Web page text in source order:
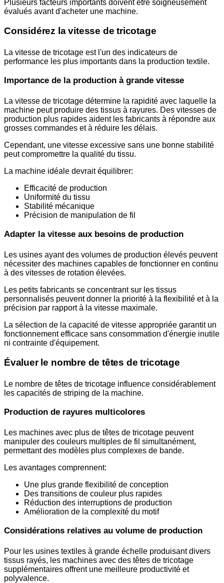
Plusieurs facteurs importants doivent être soigneusement
évalués avant d'acheter une machine.
Considérez la vitesse de tricotage
La vitesse de tricotage est l'un des indicateurs de
performance les plus importants dans la production textile.
Importance de la production à grande vitesse
La vitesse de tricotage détermine la rapidité avec laquelle la
machine peut produire des tissus à rayures. Des vitesses de
production plus rapides aident les fabricants à répondre aux
grosses commandes et à réduire les délais.
Cependant, une vitesse excessive sans une bonne stabilité
peut compromettre la qualité du tissu.
La machine idéale devrait équilibrer:
Efficacité de production
Uniformité du tissu
Stabilité mécanique
Précision de manipulation de fil
Adapter la vitesse aux besoins de production
Les usines ayant des volumes de production élevés peuvent
nécessiter des machines capables de fonctionner en continu
à des vitesses de rotation élevées.
Les petits fabricants se concentrant sur les tissus
personnalisés peuvent donner la priorité à la flexibilité et à la
précision par rapport à la vitesse maximale.
La sélection de la capacité de vitesse appropriée garantit un
fonctionnement efficace sans consommation d'énergie inutile
ni contrainte d'équipement.
Évaluer le nombre de têtes de tricotage
Le nombre de têtes de tricotage influence considérablement
les capacités de striping de la machine.
Production de rayures multicolores
Les machines avec plus de têtes de tricotage peuvent
manipuler des couleurs multiples de fil simultanément,
permettant des modèles plus complexes de bande.
Les avantages comprennent:
Une plus grande flexibilité de conception
Des transitions de couleur plus rapides
Réduction des interruptions de production
Amélioration de la complexité du motif
Considérations relatives au volume de production
Pour les usines textiles à grande échelle produisant divers
tissus rayés, les machines avec des têtes de tricotage
supplémentaires offrent une meilleure productivité et
polyvalence.